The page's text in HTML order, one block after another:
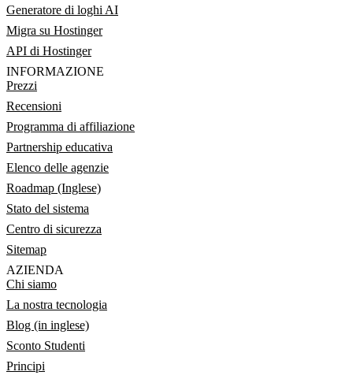
Generatore di loghi AI
Migra su Hostinger
API di Hostinger
INFORMAZIONE
Prezzi
Recensioni
Programma di affiliazione
Partnership educativa
Elenco delle agenzie
Roadmap (Inglese)
Stato del sistema
Centro di sicurezza
Sitemap
AZIENDA
Chi siamo
La nostra tecnologia
Blog (in inglese)
Sconto Studenti
Principi